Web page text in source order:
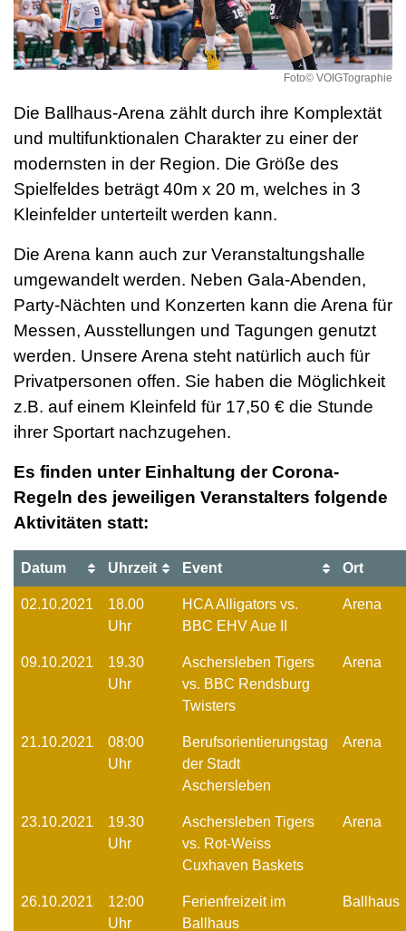
Foto© VOIGTographie
Die Ballhaus-Arena zählt durch ihre Komplextät
und multifunktionalen Charakter zu einer der
modernsten in der Region. Die Größe des
Spielfeldes beträgt 40m x 20 m, welches in 3
Kleinfelder unterteilt werden kann.
Die Arena kann auch zur Veranstaltungshalle
umgewandelt werden. Neben Gala-Abenden,
Party-Nächten und Konzerten kann die Arena für
Messen, Ausstellungen und Tagungen genutzt
werden. Unsere Arena steht natürlich auch für
Privat­personen offen. Sie haben die Möglichkeit
z.B. auf einem Kleinfeld für 17,50 € die Stunde
ihrer Sportart nachzugehen.
Es finden unter Einhaltung der Corona-
Regeln des jeweiligen Veranstalters folgende
Aktivitäten statt:
Datum Uhrzeit Event Ort
02.10.2021
18.00
Uhr
HCA Alligators vs.
BBC EHV Aue II
Arena
09.10.2021
19.30
Uhr
Aschersleben Tigers
vs. BBC Rendsburg
Twisters
Arena
21.10.2021
08:00
Uhr
Berufsorientierungstag
der Stadt
Aschersleben
Arena
23.10.2021
19.30
Uhr
Aschersleben Tigers
vs. Rot-Weiss
Cuxhaven Baskets
Arena
26.10.2021
12:00
Uhr
Ferienfreizeit im
Ballhaus
Ballhaus